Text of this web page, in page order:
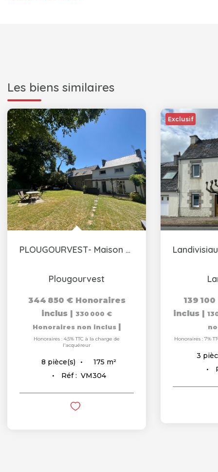
Les biens similaires
PLOUGOURVEST- Maison de caractère- 8 pièces 175m2
Plougourvest
344 850 € Honoraires
inclus | 330 000 €
Honoraires non inclus |
Honoraires : 4,5% TTC à la charge de
l'acquéreur
8 pièce(s) 175 m²
Réf : VM304
Exclusif
139
inclus |
Honoraires : 7%
3